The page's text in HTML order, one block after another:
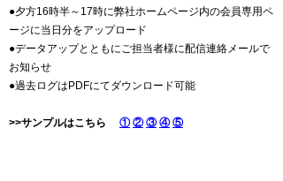
​●夕方16時半～17時に弊社ホームページ内の会員専用ペ
ージに当日分をアップロード
●データアップとともにご担当者様に配信連絡メールで
お知らせ
●過去ログはPDFにてダウンロード可能
​>>サンプルはこちら ① ② ③ ④ ⑤​